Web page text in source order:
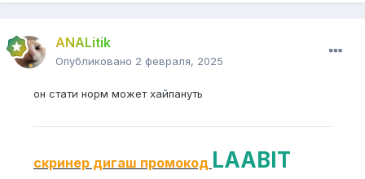
ANALitik
Опубликовано 2 февраля, 2025
он стати норм может хайпануть
скринер дигаш промокод LAABIT